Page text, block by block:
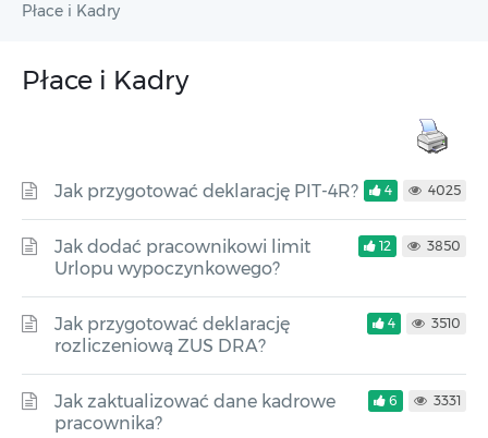
Płace i Kadry
Płace i Kadry
Jak przygotować deklarację PIT-4R? 4 4025
Jak dodać pracownikowi limit
Urlopu wypoczynkowego?
12 3850
Jak przygotować deklarację
rozliczeniową ZUS DRA?
4 3510
Jak zaktualizować dane kadrowe
pracownika?
6 3331